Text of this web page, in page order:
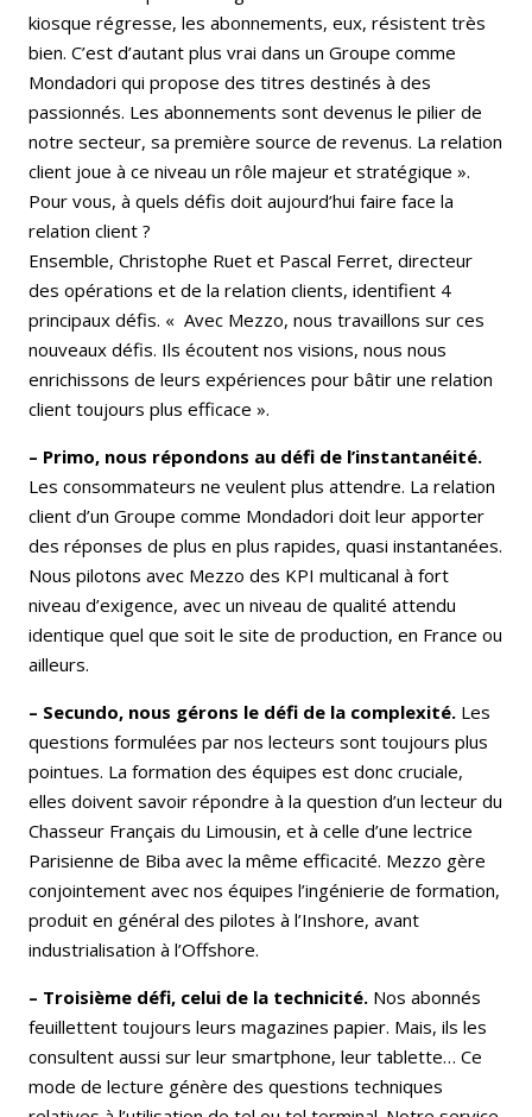
kiosque régresse, les abonnements, eux, résistent très
bien. C’est d’autant plus vrai dans un Groupe comme
Mondadori qui propose des titres destinés à des
passionnés. Les abonnements sont devenus le pilier de
notre secteur, sa première source de revenus. La relation
client joue à ce niveau un rôle majeur et stratégique ».
Pour vous, à quels défis doit aujourd’hui faire face la
relation client ?
Ensemble, Christophe Ruet et Pascal Ferret, directeur
des opérations et de la relation clients, identifient 4
principaux défis. « Avec Mezzo, nous travaillons sur ces
nouveaux défis. Ils écoutent nos visions, nous nous
enrichissons de leurs expériences pour bâtir une relation
client toujours plus efficace ».
– Primo, nous répondons au défi de l’instantanéité.
Les consommateurs ne veulent plus attendre. La relation
client d’un Groupe comme Mondadori doit leur apporter
des réponses de plus en plus rapides, quasi instantanées.
Nous pilotons avec Mezzo des KPI multicanal à fort
niveau d’exigence, avec un niveau de qualité attendu
identique quel que soit le site de production, en France ou
ailleurs.
– Secundo, nous gérons le défi de la complexité. Les
questions formulées par nos lecteurs sont toujours plus
pointues. La formation des équipes est donc cruciale,
elles doivent savoir répondre à la question d’un lecteur du
Chasseur Français du Limousin, et à celle d’une lectrice
Parisienne de Biba avec la même efficacité. Mezzo gère
conjointement avec nos équipes l’ingénierie de formation,
produit en général des pilotes à l’Inshore, avant
industrialisation à l’Offshore.
– Troisième défi, celui de la technicité. Nos abonnés
feuillettent toujours leurs magazines papier. Mais, ils les
consultent aussi sur leur smartphone, leur tablette… Ce
mode de lecture génère des questions techniques